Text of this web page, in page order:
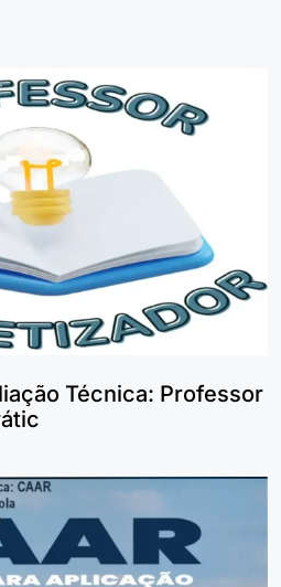
Técnica: Professor